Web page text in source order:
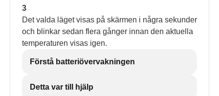
3
Det valda läget visas på skärmen i några sekunder
och blinkar sedan flera gånger innan den aktuella
temperaturen visas igen.
Förstå batteriövervakningen
Detta var till hjälp